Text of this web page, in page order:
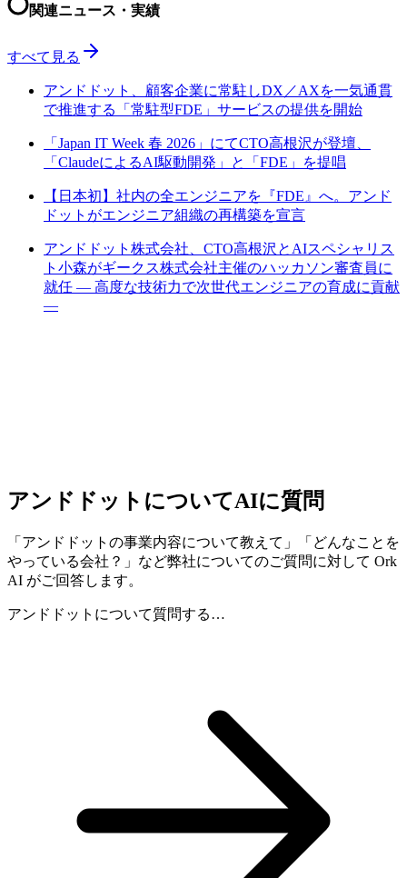
関連ニュース・実績
すべて見る
アンドドット、顧客企業に常駐しDX／AXを一気通貫
で推進する「常駐型FDE」サービスの提供を開始
「Japan IT Week 春 2026」にてCTO高根沢が登壇、
「ClaudeによるAI駆動開発」と「FDE」を提唱
【日本初】社内の全エンジニアを『FDE』へ。アンド
ドットがエンジニア組織の再構築を宣言
アンドドット株式会社、CTO高根沢とAIスペシャリス
ト小森がギークス株式会社主催のハッカソン審査員に
就任 — 高度な技術力で次世代エンジニアの育成に貢献
—
アンドドットについてAIに質問
「アンドドットの事業内容について教えて」「どんなことを
やっている会社？」など弊社についてのご質問に対して Ork
AI がご回答します。
アンドドットについて質問する…